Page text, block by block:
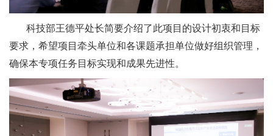
科技部王德平处长简要介绍了此项目的设计初衷和目标
要求，希望项目牵头单位和各课题承担单位做好组织管理，
确保本专项任务目标实现和成果先进性。